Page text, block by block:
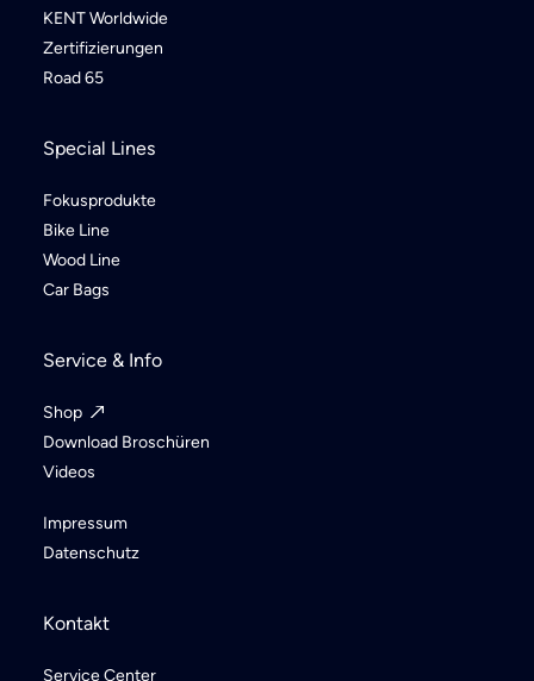
KENT Worldwide
Zertifizierungen
Road 65
Special Lines
Fokusprodukte
Bike Line
Wood Line
Car Bags
Service & Info
Shop
Download Broschüren
Videos
Impressum
Datenschutz
Kontakt
Service Center